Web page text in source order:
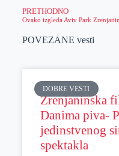
PRETHODNO
POVEZANE vesti
DOBRE VESTI
Zrenjaninska
Danima piva-
jedinstvenog
spektakla